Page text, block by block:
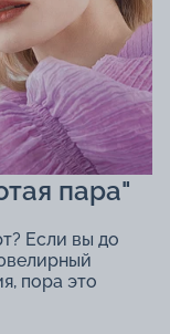
пара"
Если вы до
пора это